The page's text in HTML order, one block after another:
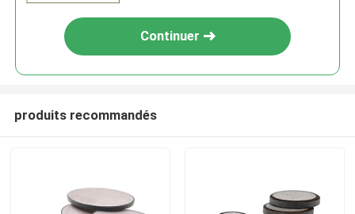
Continuer
produits recommandés